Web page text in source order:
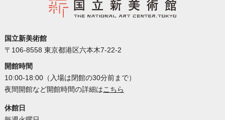
国立新美術館
〒106-8558 東京都港区六本木7-22-2
開館時間
10:00-18:00（入場は閉館の30分前まで）
夜間開館など開館時間の詳細はこちら
休館日